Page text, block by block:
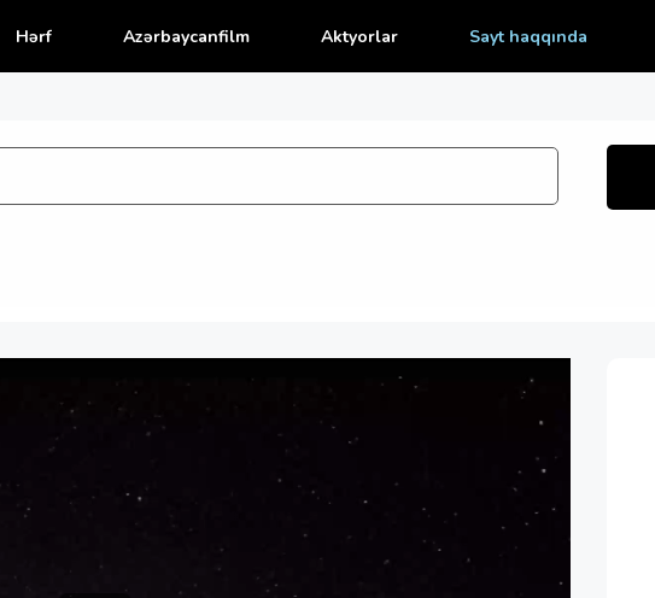
Hərf Azərbaycanfilm Aktyorlar Sayt haqqında